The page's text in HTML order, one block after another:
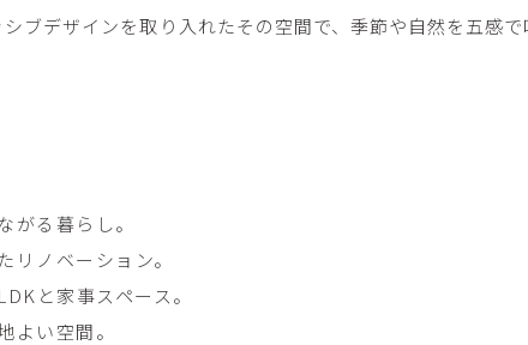
ブデザインを取り入れたその空間で、季節や自然を五感
がる暮らし。
リノベーション。
と家事スペース。
よい空間。